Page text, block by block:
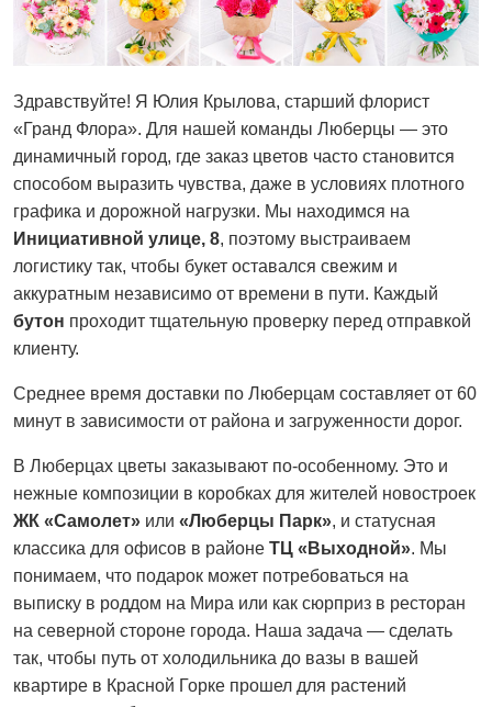
Здравствуйте! Я Юлия Крылова, старший флорист
«Гранд Флора». Для нашей команды Люберцы — это
динамичный город, где заказ цветов часто становится
способом выразить чувства, даже в условиях плотного
графика и дорожной нагрузки. Мы находимся на
Инициативной улице, 8, поэтому выстраиваем
логистику так, чтобы букет оставался свежим и
аккуратным независимо от времени в пути. Каждый
бутон проходит тщательную проверку перед отправкой
клиенту.
Среднее время доставки по Люберцам составляет от 60
минут в зависимости от района и загруженности дорог.
В Люберцах цветы заказывают по-особенному. Это и
нежные композиции в коробках для жителей новостроек
ЖК «Самолет» или «Люберцы Парк», и статусная
классика для офисов в районе ТЦ «Выходной». Мы
понимаем, что подарок может потребоваться на
выписку в роддом на Мира или как сюрприз в ресторан
на северной стороне города. Наша задача — сделать
так, чтобы путь от холодильника до вазы в вашей
квартире в Красной Горке прошел для растений